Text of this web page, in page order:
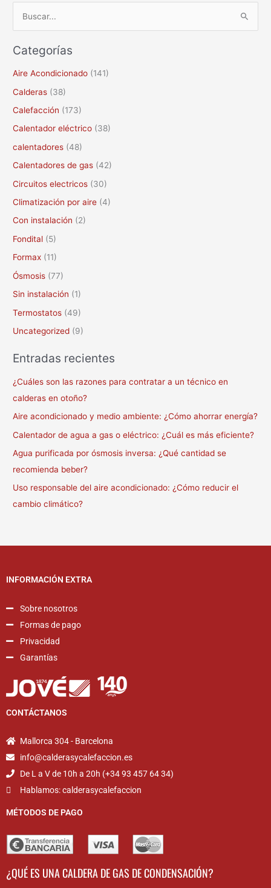
s
c
o
r
:
Categorías
Aire Acondicionado (141)
Calderas (38)
Calefacción (173)
Calentador eléctrico (38)
calentadores (48)
Calentadores de gas (42)
Circuitos electricos (30)
Climatización por aire (4)
Con instalación (2)
Fondital (5)
Formax (11)
Ósmosis (77)
Sin instalación (1)
Termostatos (49)
Uncategorized (9)
Entradas recientes
¿Cuáles son las razones para contratar a un técnico en
calderas en otoño?
Aire acondicionado y medio ambiente: ¿Cómo ahorrar energía?
Calentador de agua a gas o eléctrico: ¿Cuál es más eficiente?
Agua purificada por ósmosis inversa: ¿Qué cantidad se
recomienda beber?
Uso responsable del aire acondicionado: ¿Cómo reducir el
cambio climático?
INFORMACIÓN EXTRA
Sobre nosotros
Formas de pago
Privacidad
Garantías
CONTÁCTANOS
Mallorca 304 - Barcelona
info@calderasycalefaccion.es
De L a V de 10h a 20h (+34 93 457 64 34)
Hablamos: calderasycalefaccion
MÉTODOS DE PAGO
¿QUÉ ES UNA CALDERA DE GAS DE CONDENSACIÓN?